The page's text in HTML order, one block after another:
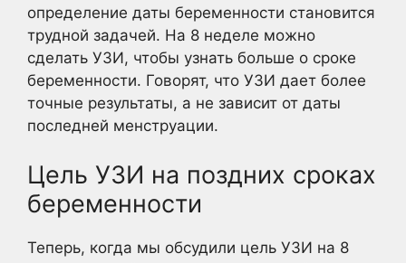
определение даты беременности становится
трудной задачей. На 8 неделе можно
сделать УЗИ, чтобы узнать больше о сроке
беременности. Говорят, что УЗИ дает более
точные результаты, а не зависит от даты
последней менструации.
Цель УЗИ на поздних сроках
беременности
Теперь, когда мы обсудили цель УЗИ на 8